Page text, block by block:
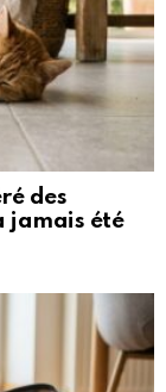
des
jamais été